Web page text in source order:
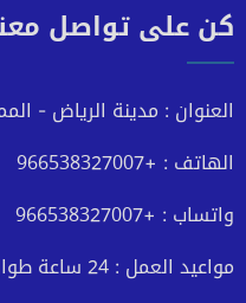
على
على
علىكن على تواصل
العنوان : مدينة الرياض -
الهاتف : +966538327007
واتساب : +966538327007
مواعيد العمل : 24 ساعة طوال أيام الأسبوع